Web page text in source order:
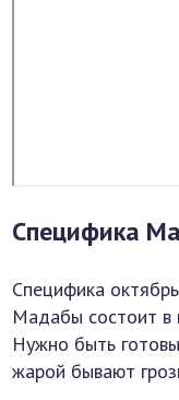
Специфика
Специфика
Мадабы состоит в
Нужно быть
жарой бывают